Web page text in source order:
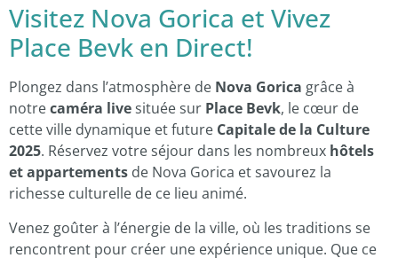
Visitez Nova Gorica et Vivez
Place Bevk en Direct!
Plongez dans l’atmosphère de Nova Gorica grâce à
notrecaméra livesituée sur Place Bevk, le cœur de
cette ville dynamique et future Capitale de la Culture
2025. Réservez votre séjour dans les nombreux hôtels
et appartements de Nova Gorica et savourez la
richesse culturelle de ce lieu animé.
Venez goûter à l’énergie de la ville, où les traditions se
rencontrent pour créer une expérience unique. Que ce